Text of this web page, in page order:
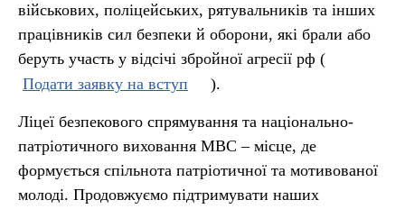
військових, поліцейських, рятувальників та інших
працівників сил безпеки й оборони, які брали або
беруть участь у відсічі збройної агресії рф (
Подати заявку на вступ
).
Ліцеї безпекового спрямування та національно-
патріотичного виховання МВС – місце, де
формується спільнота патріотичної та мотивованої
молоді. Продовжуємо підтримувати наших